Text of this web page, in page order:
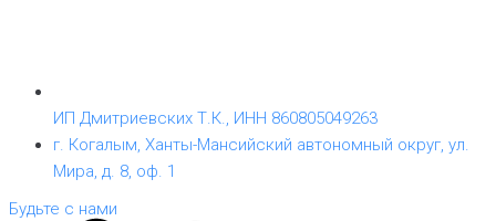
ИП Дмитриевских Т.К., ИНН 860805049263
г. Когалым, Ханты-Мансийский автономный округ, ул.
Мира, д. 8, оф. 1
Будьте с нами